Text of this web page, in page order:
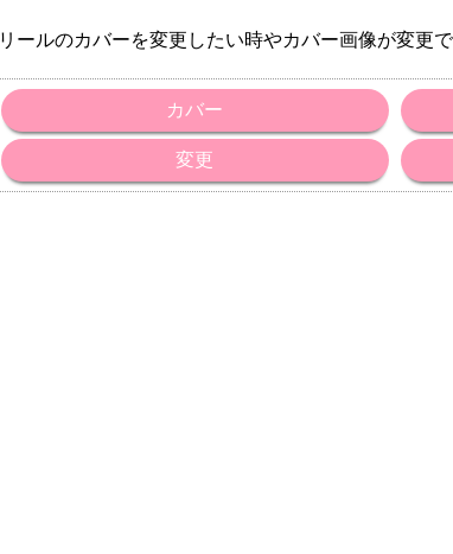
リールのカバーを変更したい時やカバー画像が変更
カバー
変更